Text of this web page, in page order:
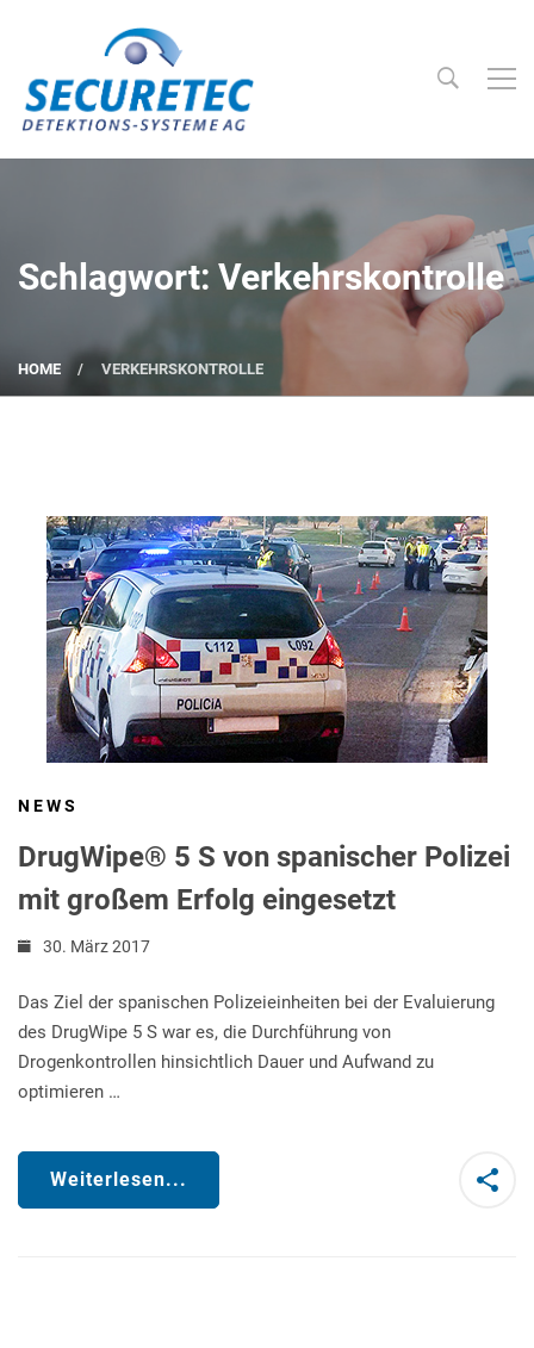
Schlagwort: Verkehrskontrolle
HOME VERKEHRSKONTROLLE
NEWS
DrugWipe® 5 S von spanischer Polizei
mit großem Erfolg eingesetzt
30. März 2017
Das Ziel der spanischen Polizeieinheiten bei der Evaluierung
des DrugWipe 5 S war es, die Durchführung von
Drogenkontrollen hinsichtlich Dauer und Aufwand zu
optimieren …
Weiterlesen...